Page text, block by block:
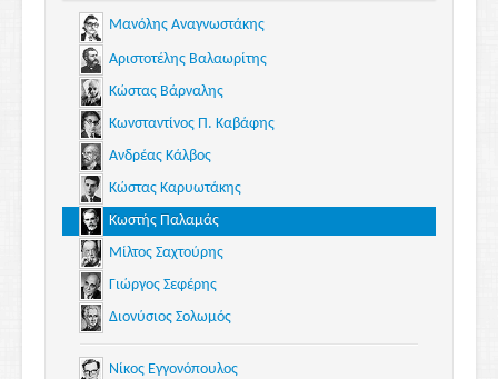
Μανόλης Αναγνωστάκης
Αριστοτέλης Βαλαωρίτης
Κώστας Βάρναλης
Κωνσταντίνος Π. Καβάφης
Ανδρέας Κάλβος
Κώστας Καρυωτάκης
Κωστής Παλαμάς
Μίλτος Σαχτούρης
Γιώργος Σεφέρης
Διονύσιος Σολωμός
Νίκος Εγγονόπουλος